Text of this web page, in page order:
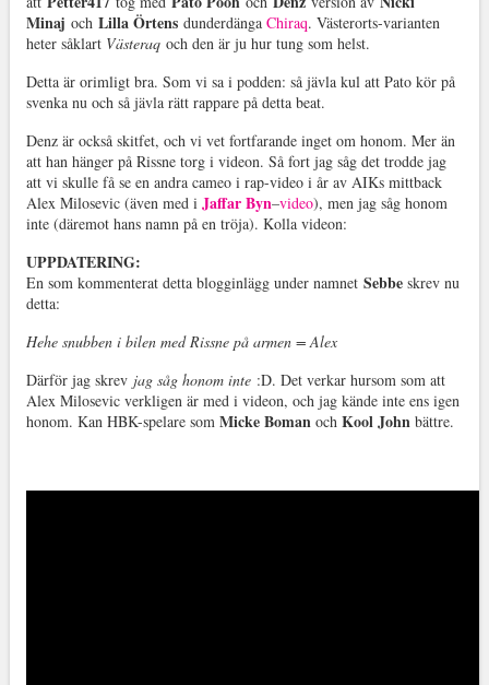
Minaj och Lilla Örtens dunderdänga Chiraq. Västerorts-varianten
heter såklart Västeraq och den är ju hur tung som helst.
Detta är orimligt bra. Som vi sa i podden: så jävla kul att Pato kör på
svenka nu och så jävla rätt rappare på detta beat.
Denz är också skitfet, och vi vet fortfarande inget om honom. Mer än
att han hänger på Rissne torg i videon. Så fort jag såg det trodde jag
att vi skulle få se en andra cameo i rap-video i år av AIKs mittback
Alex Milosevic (även med i Jaffar Byn–video), men jag såg honom
inte (däremot hans namn på en tröja). Kolla videon:
UPPDATERING:
En som kommenterat detta blogginlägg under namnet Sebbeskrev nu
detta:
Hehe snubben i bilen med Rissne på armen = Alex
Därför jag skrev jag såg honom inte :D. Det verkar hursom som att
Alex Milosevic verkligen är med i videon, och jag kände inte ens igen
honom. Kan HBK-spelare som Micke Bomanoch Kool Johnbättre.